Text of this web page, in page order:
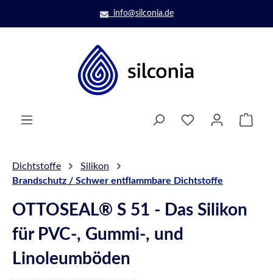
Zum Hauptinhalt springeninfo@silconia.de
Dichtstoffe
Silikon
Brandschutz / Schwer entflammbare Dichtstoffe
OTTOSEAL® S 51 - Das Silikon
für PVC-, Gummi-, und
Linoleumböden